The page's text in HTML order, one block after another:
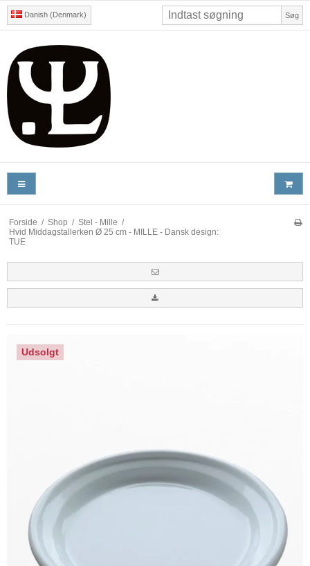
Danish (Denmark) Søg
Forside / Shop / Stel - Mille /
Hvid Middagstallerken Ø 25 cm - MILLE - Dansk design:
TUE
Udsolgt